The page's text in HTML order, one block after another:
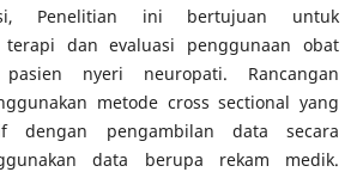
Penelitian ini bertujuan untuk
dan evaluasi penggunaan obat
nyeri neuropati. Rancangan
metode cross sectional yang
dengan pengambilan data secara
data berupa rekam medik.